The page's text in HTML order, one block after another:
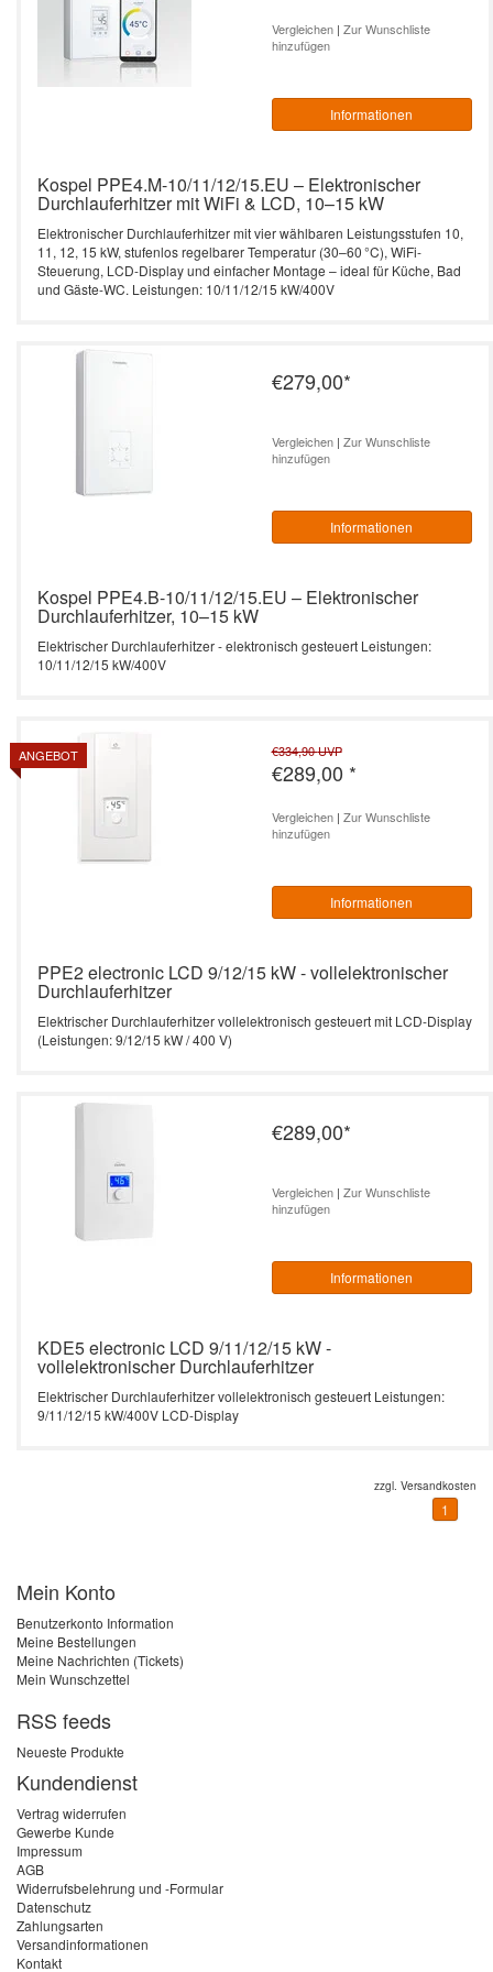
Leistung: 18 kW / 400V
Leistung: 27 kW / 400V
Leistung: 36 kW / 400V
effizient & smart
Kospel PPE4.B Durchlauferhitzer – 10
kW
PPE2 electronic LCD 9/12/15,
18/21/24, 27 kW
Zubehör Durchlauferhitzer
L3-Serie 4-24 kW -
vollelektronisch -
programmierbar
Elektrischer Heizkessel
EKCO.TM -
witterungsgeführt mit
zwei Heizaggregaten
Heizstab)
SW Termo Max
Elektrische Heizkessel
Vertrag widerrufen Vergleichen| Zur Wunschliste
hinzufügen
Informationen
Kospel PPE4.M-10/11/12/15.EU – Elektronischer
Durchlauferhitzer mit WiFi & LCD, 10–15 kW
Elektronischer Durchlauferhitzer mit vier wählbaren Leistungsstufen 10,
11, 12, 15 kW, stufenlos regelbarer Temperatur (30–60 °C), WiFi-
Steuerung, LCD-Display und einfacher Montage – ideal für Küche, Bad
und Gäste-WC. Leistungen: 10/11/12/15 kW/400V
€279,00*
Vergleichen| Zur Wunschliste
hinzufügen
Informationen
Kospel PPE4.B-10/11/12/15.EU – Elektronischer
Durchlauferhitzer, 10–15 kW
Elektrischer Durchlauferhitzer - elektronisch gesteuert Leistungen:
10/11/12/15 kW/400V
ANGEBOT €334,90UVP
€289,00 *
Vergleichen| Zur Wunschliste
hinzufügen
Informationen
PPE2 electronic LCD 9/12/15 kW - vollelektronischer
Durchlauferhitzer
Elektrischer Durchlauferhitzer vollelektronisch gesteuert mit LCD-Display
(Leistungen: 9/12/15 kW / 400 V)
€289,00*
Vergleichen| Zur Wunschliste
hinzufügen
Informationen
KDE5 electronic LCD 9/11/12/15 kW -
vollelektronischer Durchlauferhitzer
Elektrischer Durchlauferhitzer vollelektronisch gesteuert Leistungen:
9/11/12/15 kW/400V LCD-Display
zzgl. Versandkosten
1
Mein Konto
Benutzerkonto Information
Meine Bestellungen
Meine Nachrichten (Tickets)
Mein Wunschzettel
RSS feeds
Neueste Produkte
Kundendienst
Vertrag widerrufen
Gewerbe Kunde
Impressum
AGB
Widerrufsbelehrung und -Formular
Datenschutz
Zahlungsarten
Versandinformationen
Kontakt